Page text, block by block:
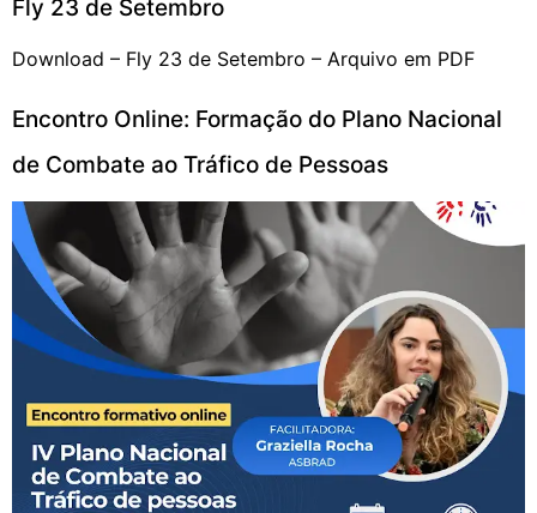
Fly 23 de Setembro
Download – Fly 23 de Setembro – Arquivo em PDF
Encontro Online: Formação do Plano Nacional
de Combate ao Tráfico de Pessoas